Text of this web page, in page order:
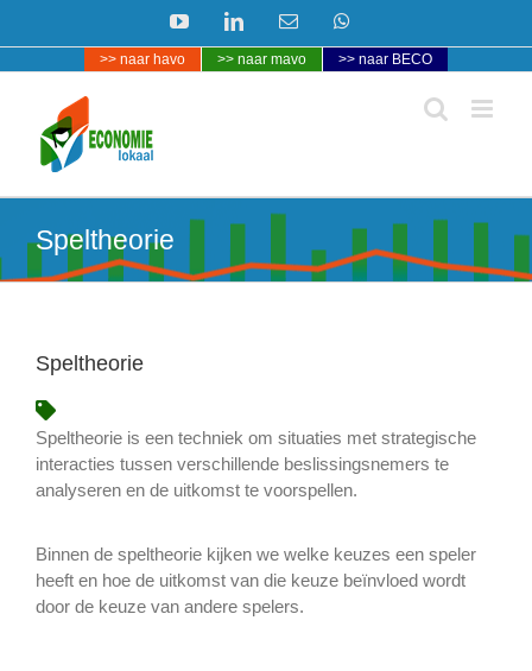
YouTubeLinkedInE-
>> naar havo >> naar mavo >> naar BECO
Speltheorie
Speltheorie
Speltheorie is een techniek om situaties met strategische
interacties tussen verschillende beslissingsnemers te
analyseren en de uitkomst te voorspellen.
Binnen de speltheorie kijken we welke keuzes een speler
heeft en hoe de uitkomst van die keuze beïnvloed wordt
door de keuze van andere spelers.